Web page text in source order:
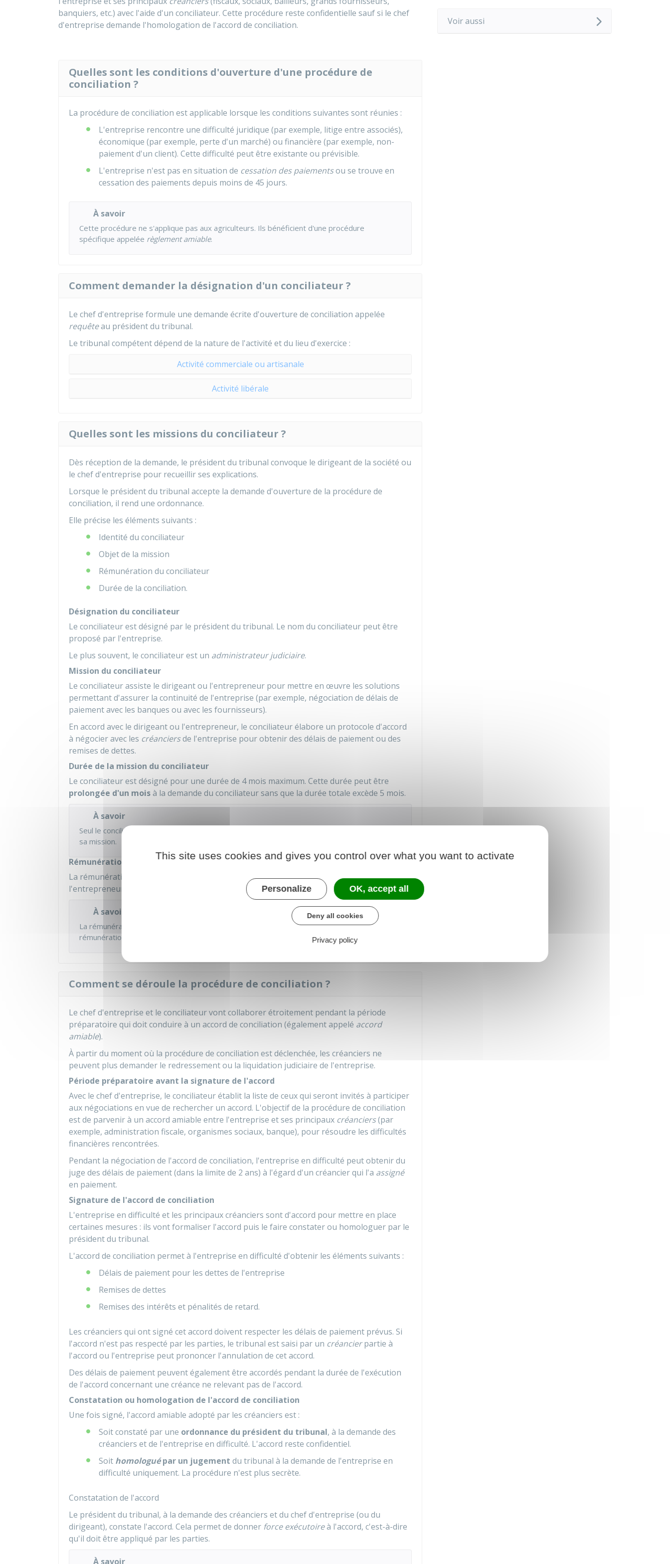
banquiers, etc.) avec l'aide d'un conciliateur. Cette procédure reste confidentielle sauf si le chef
d'entreprise demande l'homologation de l'accord de conciliation.
Quelles sont les conditions d'ouverture d'une procédure de
conciliation ?
La procédure de conciliation est applicable lorsque les conditions suivantes sont réunies :
L'entreprise rencontre une difficulté juridique (par exemple, litige entre associés),
économique (par exemple, perte d'un marché) ou financière (par exemple, non-
paiement d'un client). Cette difficulté peut être existante ou prévisible.
L'entreprise n'est pas en situation de cessation des paiementsou se trouve en
cessation des paiements depuis moins de 45 jours.
À savoir
Cette procédure ne s'applique pas aux agriculteurs. Ils bénéficient d'une procédure
spécifique appelée règlement amiable.
Comment demander la désignation d'un conciliateur ?
Le chef d'entreprise formule une demande écrite d'ouverture de conciliation appelée
requêteau président du tribunal.
Le tribunal compétent dépend de la nature de l'activité et du lieu d'exercice :
Activité commerciale ou artisanale
Activité libérale
Quelles sont les missions du conciliateur ?
Dès réception de la demande, le président du tribunal convoque le dirigeant de la société ou
le chef d'entreprise pour recueillir ses explications.
Lorsque le président du tribunal accepte la demande d'ouverture de la procédure de
conciliation, il rend une ordonnance.
Elle précise les éléments suivants :
Identité du conciliateur
Objet de la mission
Rémunération du conciliateur
Durée de la conciliation.
Désignation du conciliateur
Le conciliateur est désigné par le président du tribunal. Le nom du conciliateur peut être
proposé par l'entreprise.
Le plus souvent, le conciliateur est un administrateur judiciaire.
Mission du conciliateur
Le conciliateur assiste le dirigeant ou l'entrepreneur pour mettre en œuvre les solutions
permettant d'assurer la continuité de l'entreprise (par exemple, négociation de délais de
paiement avec les banques ou avec les fournisseurs).
En accord avec le dirigeant ou l'entrepreneur, le conciliateur élabore un protocole d'accord
à négocier avec les créanciersde l'entreprise pour obtenir des délais de paiement ou des
remises de dettes.
Durée de la mission du conciliateur
Le conciliateur est désigné pour une durée de 4 mois maximum. Cette durée peut être
prolongée d'un moisà la demande du conciliateur sans que la durée totale excède 5 mois.
À savoir
Seul le conciliateur a la possibilité de demander au président du tribunal une prolongation de
sa mission.
Rémunération du conciliateur
La rémunération du conciliateur est à la charge de l'entreprise. Elle est fixée en accord avec
l'entrepreneur ou le dirigeant.
À savoir
La rémunération du conciliateur est établie en fonction de la taille de l'entreprise. Le coût de la
rémunération ne doit pas être un obstacle pour l'entreprise.
Comment se déroule la procédure de conciliation ?
Le chef d'entreprise et le conciliateur vont collaborer étroitement pendant la période
préparatoire qui doit conduire à un accord de conciliation (également appelé accord
amiable).
À partir du moment où la procédure de conciliation est déclenchée, les créanciers ne
peuvent plus demander le redressement ou la liquidation judiciaire de l'entreprise.
Période préparatoire avant la signature de l'accord
Avec le chef d'entreprise, le conciliateur établit la liste de ceux qui seront invités à participer
aux négociations en vue de rechercher un accord. L'objectif de la procédure de conciliation
est de parvenir à un accord amiable entre l'entreprise et ses principaux créanciers(par
exemple, administration fiscale, organismes sociaux, banque), pour résoudre les difficultés
financières rencontrées.
Pendant la négociation de l'accord de conciliation, l'entreprise en difficulté peut obtenir du
juge des délais de paiement (dans la limite de 2 ans) à l'égard d'un créancier qui l'a assigné
en paiement.
Signature de l'accord de conciliation
L'entreprise en difficulté et les principaux créanciers sont d'accord pour mettre en place
certaines mesures : ils vont formaliser l'accord puis le faire constater ou homologuer par le
président du tribunal.
L'accord de conciliation permet à l'entreprise en difficulté d'obtenir les éléments suivants :
Délais de paiement pour les dettes de l'entreprise
Remises de dettes
Remises des intérêts et pénalités de retard.
Les créanciers qui ont signé cet accord doivent respecter les délais de paiement prévus. Si
l'accord n'est pas respecté par les parties, le tribunal est saisi par un créancierpartie à
l'accord ou l'entreprise peut prononcer l'annulation de cet accord.
Des délais de paiement peuvent également être accordés pendant la durée de l'exécution
de l'accord concernant une créance ne relevant pas de l'accord.
Constatation ou homologation de l'accord de conciliation
Une fois signé, l'accord amiable adopté par les créanciers est :
Soit constaté par une ordonnance du président du tribunal, à la demande des
créanciers et de l'entreprise en difficulté. L'accord reste confidentiel.
Soit homologuépar un jugement du tribunal à la demande de l'entreprise en
difficulté uniquement. La procédure n'est plus secrète.
Constatation de l'accord
Le président du tribunal, à la demande des créanciers et du chef d'entreprise (ou du
dirigeant), constate l'accord. Cela permet de donner force exécutoireà l'accord, c'est-à-dire
qu'il doit être appliqué par les parties.
À savoir
Voir aussi
This site uses cookies and gives you control over what you want to activate
Personalize OK, accept all
Deny all cookies
Privacy policy